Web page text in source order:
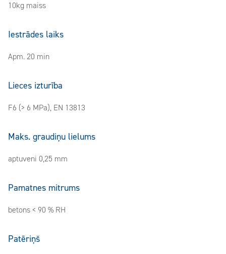
10kg maiss
Iestrādes laiks
Apm. 20 min
Lieces izturība
F6 (> 6 MPa), EN 13813
Maks. graudiņu lielums
aptuveni 0,25 mm
Pamatnes mitrums
betons < 90 % RH
Patēriņš